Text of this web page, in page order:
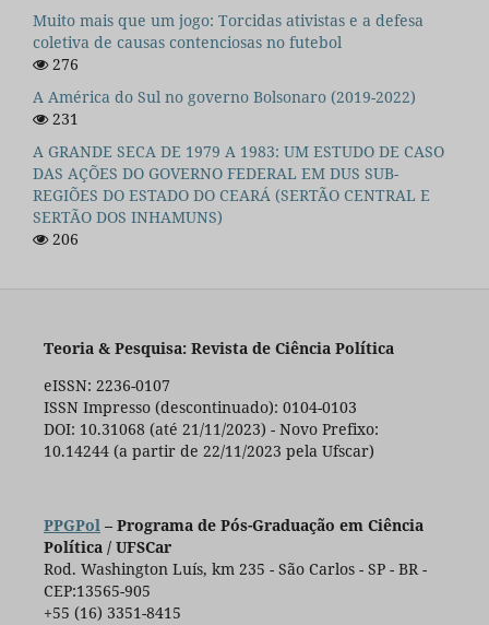
Muito mais que um jogo: Torcidas ativistas e a defesa
coletiva de causas contenciosas no futebol
276
A América do Sul no governo Bolsonaro (2019-2022)
231
A GRANDE SECA DE 1979 A 1983: UM ESTUDO DE CASO
DAS AÇÕES DO GOVERNO FEDERAL EM DUS SUB-
REGIÕES DO ESTADO DO CEARÁ (SERTÃO CENTRAL E
SERTÃO DOS INHAMUNS)
206
Teoria & Pesquisa: Revista de Ciência Política
eISSN: 2236-0107
ISSN Impresso (descontinuado): 0104-0103
DOI: 10.31068 (até 21/11/2023) - Novo Prefixo:
10.14244 (a partir de 22/11/2023 pela Ufscar)
PPGPol– Programa de Pós-Graduação em Ciência
Política / UFSCar
Rod. Washington Luís, km 235 - São Carlos - SP - BR -
CEP:13565-905
+55 (16) 3351-8415